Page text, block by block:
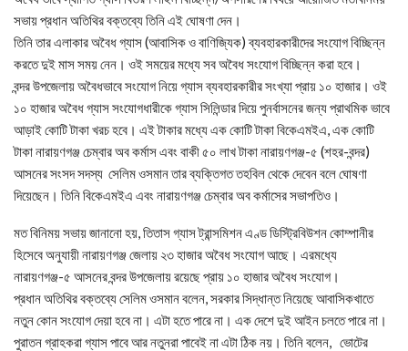
সভায় প্রধান অতিথির বক্তব্যে তিনি এই ঘোষণা দেন।
তিনি তার এলাকার অবৈধ গ্যাস (আবাসিক ও বাণিজ্যিক) ব্যবহারকারীদের সংযোগ বিচ্ছিন্ন
করতে দুই মাস সময় নেন। ওই সময়ের মধ্যে সব অবৈধ সংযোগ বিচ্ছিন্ন করা হবে।
বন্দর উপজেলায় অবৈধভাবে সংযোগ নিয়ে গ্যাস ব্যবহারকারীর সংখ্যা প্রায় ১০ হাজার। ওই
১০ হাজার অবৈধ গ্যাস সংযোগধারীকে গ্যাস সিলিন্ডার দিয়ে পুনর্বাসনের জন্য প্রাথমিক ভাবে
আড়াই কোটি টাকা খরচ হবে। এই টাকার মধ্যে এক কোটি টাকা বিকেএমইএ, এক কোটি
টাকা নারায়ণগঞ্জ চেম্বার অব কর্মাস এবং বাকী ৫০ লাখ টাকা নারায়ণগঞ্জ-৫ (শহর-বন্দর)
আসনের সংসদ সদস্য সেলিম ওসমান তার ব্যক্তিগত তহবিল থেকে দেবেন বলে ঘোষণা
দিয়েছেন। তিনি বিকেএমইএ এবং নারায়ণগঞ্জ চেম্বার অব কর্মাসের সভাপতিও।
মত বিনিময় সভায় জানানো হয়, তিতাস গ্যাস ট্রান্সমিশন এণ্ড ডিস্ট্রিবিউশন কোম্পানীর
হিসেবে অনুযায়ী নারায়ণগঞ্জ জেলায় ২৩ হাজার অবৈধ সংযোগ আছে। এরমধ্যে
নারায়ণগঞ্জ-৫ আসনের বন্দর উপজেলায় রয়েছে প্রায় ১০ হাজার অবৈধ সংযোগ।
প্রধান অতিথির বক্তব্যে সেলিম ওসমান বলেন, সরকার সিদ্ধান্ত নিয়েছে আবাসিকখাতে
নতুন কোন সংযোগ দেয়া হবে না। এটা হতে পারে না। এক দেশে দুই আইন চলতে পারে না।
পুরাতন গ্রাহকরা গ্যাস পাবে আর নতুনরা পাবেই না এটা ঠিক নয়। তিনি বলেন, ভোটের